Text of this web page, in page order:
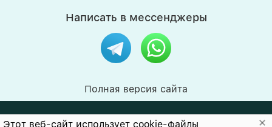
Этот веб-сайт использует cookie-файлы
Написать в мессенджеры
Полная версия сайта
Артлайф-Москва